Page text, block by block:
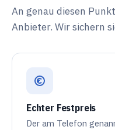
An genau diesen
Anbieter. Wir sichern
Echter Festpreis
Der am Telefon